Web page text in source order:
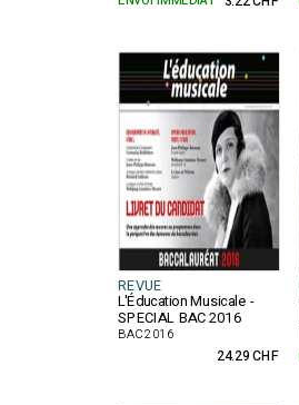
REVUE
L'Éducation Musicale -
SPECIAL BAC 2016
BAC 2016
24.29 CHF